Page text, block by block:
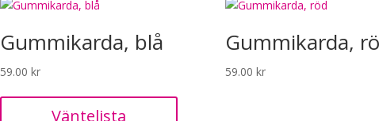
Gummikarda, blå
59.00 kr
Väntelista
Gummikarda,
59.00 kr